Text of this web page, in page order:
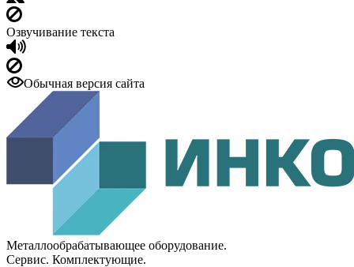
Озвучивание текста
Обычная версия сайта
Металлообрабатывающее оборудование.
Сервис. Комплектующие.